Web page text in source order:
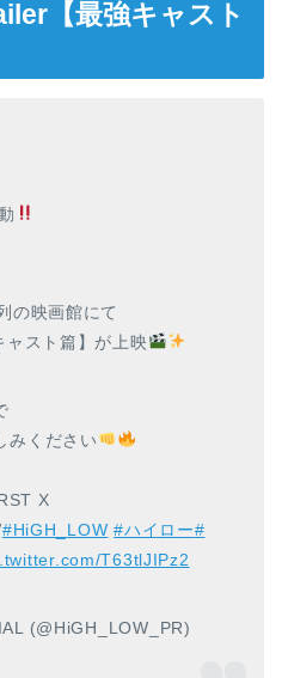
【最強キャスト
の映画館にて
スト篇】が上映
みください
X
#HiGH_LOW #ハイロー#
T63tlJIPz2
(@HiGH_LOW_PR)